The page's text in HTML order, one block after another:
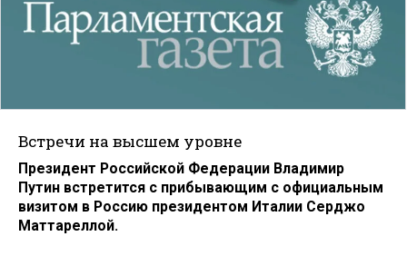
Встречи на высшем уровне
Президент Российской Федерации Владимир
Путин встретится с прибывающим с официальным
визитом в Россию президентом Италии Серджо
Маттареллой.